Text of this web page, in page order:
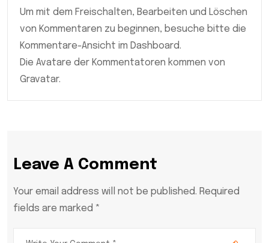
Um mit dem Freischalten, Bearbeiten und Löschen
von Kommentaren zu beginnen, besuche bitte die
Kommentare-Ansicht im Dashboard.
Die Avatare der Kommentatoren kommen von
Gravatar.
Leave A Comment
Your email address will not be published. Required
fields are marked *